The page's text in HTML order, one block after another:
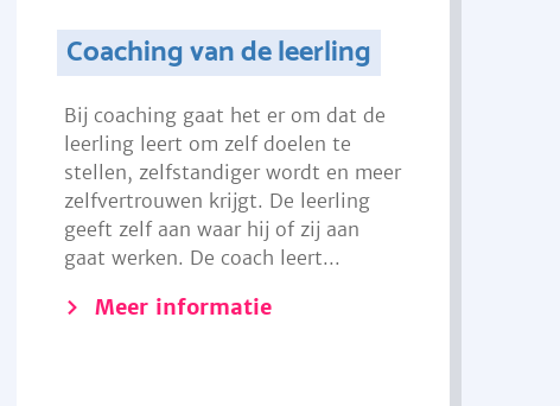
Coaching van de leerling
Bij coaching gaat het er om dat de
leerling leert om zelf doelen te
stellen, zelfstandiger wordt en meer
zelfvertrouwen krijgt. De leerling
geeft zelf aan waar hij of zij aan
gaat werken. De coach leert...
Meer informatie